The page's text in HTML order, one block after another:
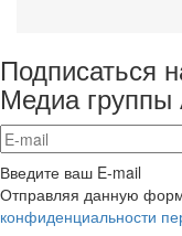
Подписаться
Медиа группы
Введите ваш E-mail
Отправляя данную
конфиденциальности